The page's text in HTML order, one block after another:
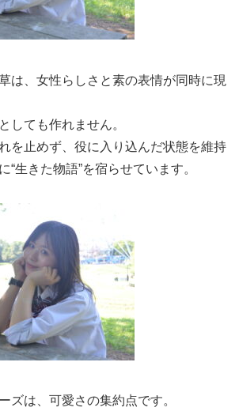
は、女性らしさと素の表情が同時に現
しても作れません。
を止めず、役に入り込んだ状態を維持
“生きた物語”を宿らせています。
ズは、可愛さの集約点です。